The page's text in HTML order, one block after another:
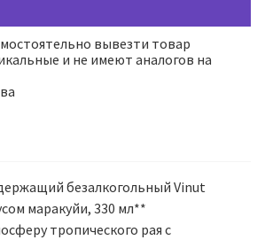
вывезти товар
и не имеют аналогов на
безалкогольный Vinut
маракуйи, 330 мл**
тропического рая с